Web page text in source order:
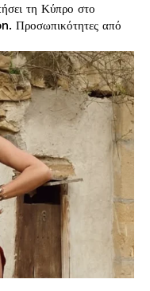
τη Κύπρο στο